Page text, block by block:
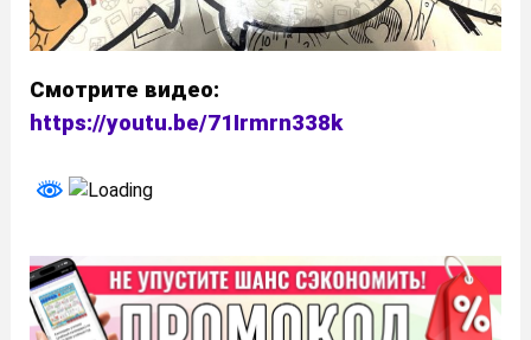
Смотрите видео:
https://youtu.be/71Irmrn338k